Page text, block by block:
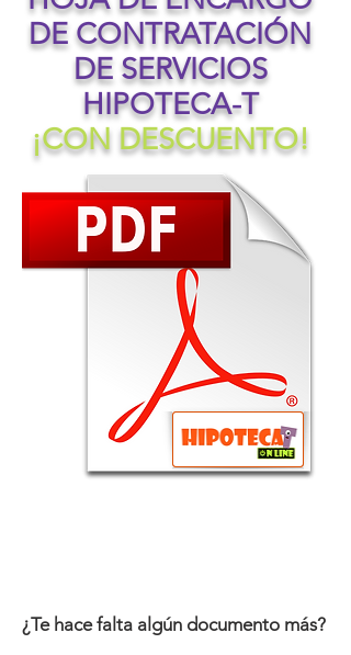
DE CONTRATACIÓN
DE SERVICIOS
HIPOTECA-T
¡CON DESCUENTO!
¿Te hace falta algún documento más?